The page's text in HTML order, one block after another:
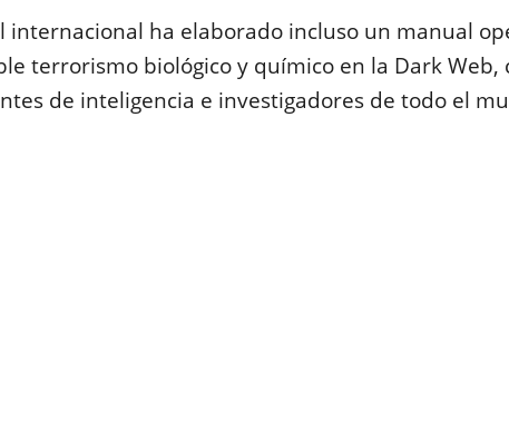
internacional ha elaborado incluso un manual
terrorismo biológico y químico en la Dark Web,
de inteligencia e investigadores de todo el